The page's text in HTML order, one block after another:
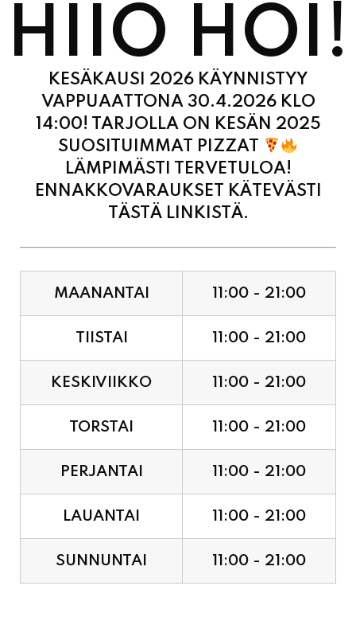
HIIO HOI!
KESÄKAUSI 2026 KÄYNNISTYY
VAPPUAATTONA 30.4.2026 KLO
14:00! TARJOLLA ON KESÄN 2025
SUOSITUIMMAT PIZZAT
LÄMPIMÄSTI TERVETULOA!
ENNAKKOVARAUKSET KÄTEVÄSTI
TÄSTÄ LINKISTÄ.
MAANANTAI 11:00 - 21:00
TIISTAI 11:00 - 21:00
KESKIVIIKKO 11:00 - 21:00
TORSTAI 11:00 - 21:00
PERJANTAI 11:00 - 21:00
LAUANTAI 11:00 - 21:00
SUNNUNTAI 11:00 - 21:00